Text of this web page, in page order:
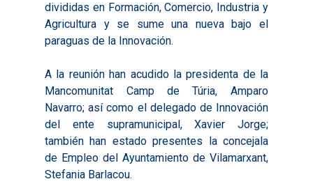
divididas en Formación, Comercio, Industria y
Agricultura y se sume una nueva bajo el
paraguas de la Innovación.
A la reunión han acudido la presidenta de la
Mancomunitat Camp de Túria, Amparo
Navarro; así como el delegado de Innovación
del ente supramunicipal, Xavier Jorge;
también han estado presentes la concejala
de Empleo del Ayuntamiento de Vilamarxant,
Stefania Barlacou.
Inicio
Presentación